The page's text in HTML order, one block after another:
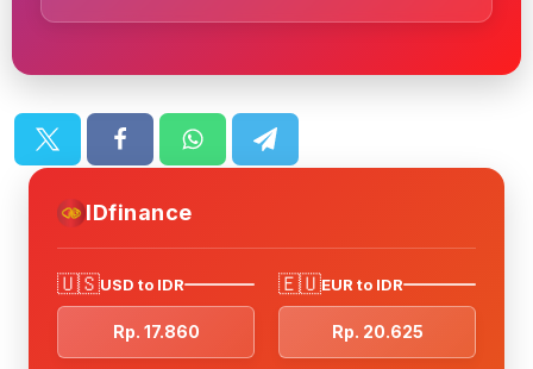
IDfinance
🇺🇸USD to IDR
Rp. 17.860
🇪🇺EUR to IDR
Rp. 20.625